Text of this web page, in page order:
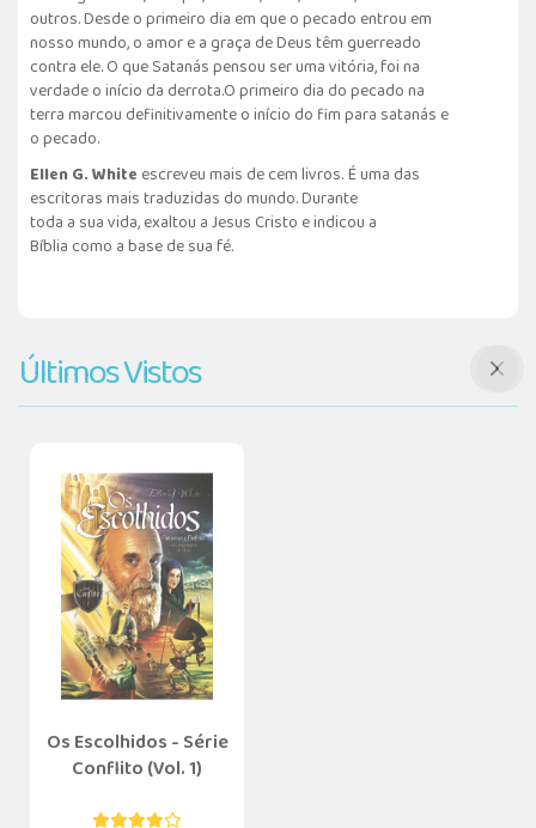
outros. Desde o primeiro dia em que o pecado entrou em
nosso mundo, o amor e a graça de Deus têm guerreado
contra ele. O que Satanás pensou ser uma vitória, foi na
verdade o início da derrota.O primeiro dia do pecado na
terra marcou definitivamente o início do fim para satanás e
o pecado.
Ellen G. White escreveu mais de cem livros. É uma das
escritoras mais traduzidas do mundo. Durante
toda a sua vida, exaltou a Jesus Cristo e indicou a
Bíblia como a base de sua fé.
Últimos Vistos
Os Escolhidos - Série
Conflito (Vol. 1)